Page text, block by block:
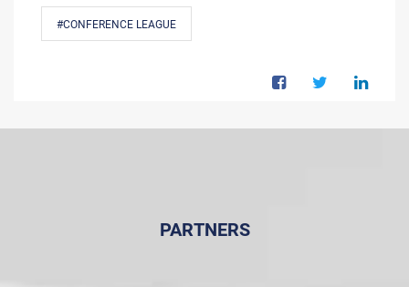
#CONFERENCE LEAGUE
PARTNERS